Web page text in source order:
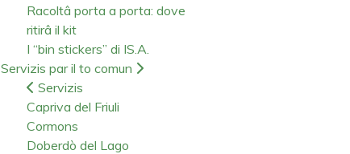
Racoltâ porta a porta: dove
ritirâ il kit
I “bin stickers” di IS.A.
Servizis par il to comun
Servizis
Capriva del Friuli
Cormons
Doberdò del Lago